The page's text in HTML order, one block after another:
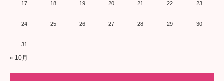
17 18 19 20 21 22 23
24 25 26 27 28 29 30
31
« 10月